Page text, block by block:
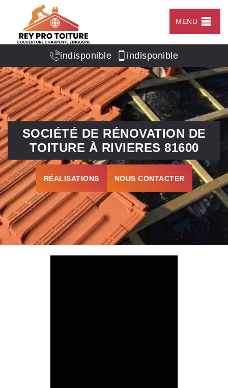
MENU
indisponible indisponible
SOCIÉTÉ DE RÉNOVATION DE
TOITURE À RIVIERES 81600
RÉALISATIONS NOUS CONTACTER